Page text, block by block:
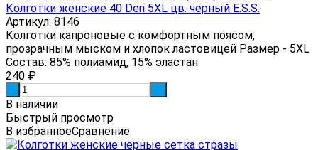
Колготки женские 40 Den 5XL цв. черный E.S.S.
Артикул: 8146
Колготки капроновые с комфортным поясом,
прозрачным мыском и хлопок ластовицей Размер - 5ХL
Состав: 85% полиамид, 15% эластан
240 ₽
В наличии
Быстрый просмотр
В избранноеСравнение